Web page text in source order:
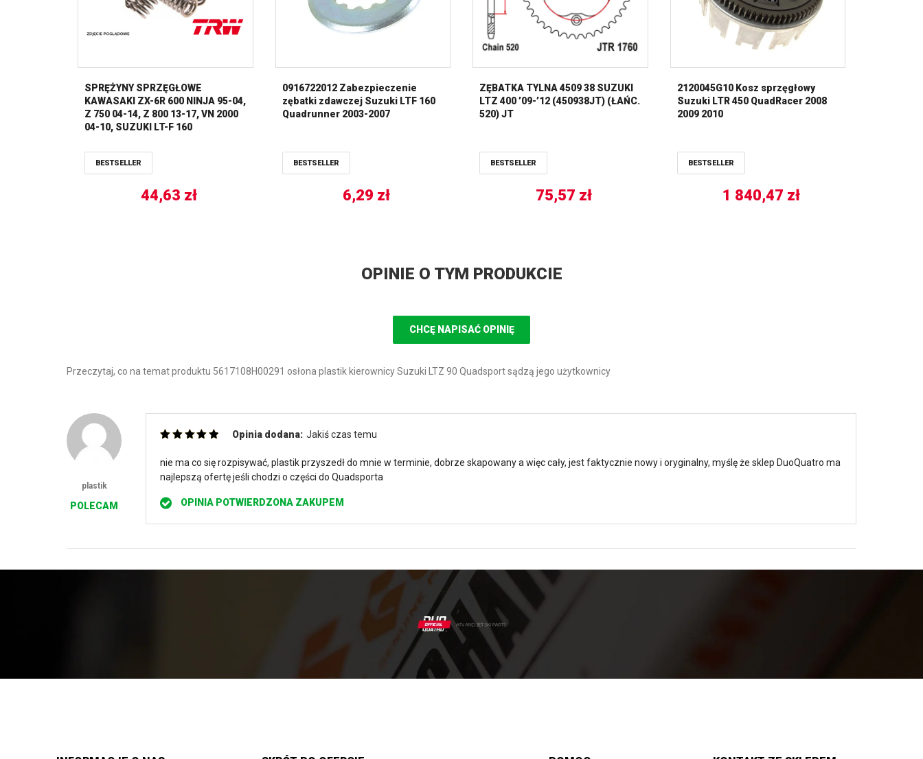
SPRĘŻYNY SPRZĘGŁOWE
KAWASAKI ZX-6R 600 NINJA 95-04,
Z 750 04-14, Z 800 13-17, VN 2000
04-10, SUZUKI LT-F 160
LUCAS
BESTSELLER
44,63 zł
0916722012 Zabezpieczenie
zębatki zdawczej Suzuki LTF 160
Quadrunner 2003-2007
BESTSELLER
6,29 zł
ZĘBATKA TYLNA 4509 38 SUZUKI
LTZ 400 ’09-’12 (450938JT) (ŁAŃC.
520) JT
BESTSELLER
75,57 zł
2120045G10 Kosz sprzęgłowy
Suzuki LTR 450 QuadRacer 2008
2009 2010
BESTSELLER
1 840,47 zł
OPINIE O TYM PRODUKCIE
CHCĘ NAPISAĆ OPINIĘ
Przeczytaj, co na temat produktu 5617108H00291 osłona plastik kierownicy Suzuki LTZ 90 Quadsport sądzą jego użytkownicy
plastik
POLECAM
na 5
Opinia dodana: Jakiś czas temu
nie ma co się rozpisywać, plastik przyszedł do mnie w terminie, dobrze skapowany a więc cały, jest faktycznie nowy i oryginalny, myślę że sklep DuoQuatro ma
najlepszą ofertę jeśli chodzi o części do Quadsporta
OPINIA POTWIERDZONA ZAKUPEM